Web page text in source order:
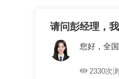
请问彭经理，
您好，全
2330次